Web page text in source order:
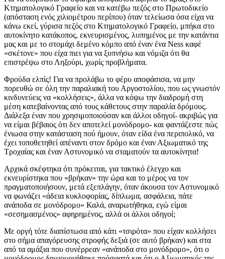
Κτηματολογικό Γραφείο και να κατέβω πεζός στο Πρωτοδικείο
(απόσταση ενός χιλιομέτρου περίπου) όταν τελείωσα όσα είχα να
κάνω εκεί, γύρισα πεζός στο Κτηματολογικό Γραφείο, μπήκα στο
αυτοκίνητο κατάκοπος, εκνευρισμένος, λυπημένος με την κατάντια
μας και με το στομάχι δεμένο κόμπο από έναν ένα Ness καφέ
«σκέτονε» που είχα πιει για να ξυπνήσω και νόμιζα ότι θα
επιστρέψω στο Ληξούρι, χωρίς προβλήματα.
Φρούδα ελπίς! Για να προλάβω το φέρυ αποφάσισα, να μην
πορευθώ σε όλη την παραλιακή του Αργοστολίου, που ως γνωστόν
κινδυνεύεις να «κολλήσεις», άλλα να κόψω την διαδρομή στη
μέση κατεβαίνοντας από τους κάθετους στην παραλία δρόμους.
Διάλεξα έναν που χρησιμοποιούσαν και άλλοι οδηγοί- ακριβώς για
να είμαι βέβαιος ότι δεν αποτελεί μονόδρομο- και φαντάζεστε πώς
ένιωσα στην κατάσταση πού ήμουν, όταν είδα ένα περιπολικό, να
έχει τοποθετηθεί απέναντι στον δρόμο και έναν Αξιωματικό της
Τροχαίας και έναν Αστυνομικό να σταματούν τα αυτοκίνητα!
Αρχικά σκέφτηκα ότι πρόκειται, για τακτικό έλεγχο και
εκνευρίστηκα που «βρήκαν» την ώρα και το μέρος να τον
πραγματοποιήσουν, μετά εξεπλάγην, όταν άκουσα τον Αστυνομικό
να φωνάζει «άδεια κυκλοφορίας, δίπλωμα, ασφάλεια, πάτε
ανάποδα σε μονόδρομο» Καλά, αναρωτήθηκα, εγώ είμαι
«σεσημασμένος» αφηρημένος, αλλά οι άλλοι οδηγοί;
Με οργή τότε διαπίστωσα από κάτι «τσιρότα» που είχαν κολλήσει
στο σήμα απαγόρευσης στροφής δεξιά (σε αυτό βρήκαν) και στα
από τα αμάξια που συνέρρεαν «ανάποδα στο μονόδρομο», ότι ο